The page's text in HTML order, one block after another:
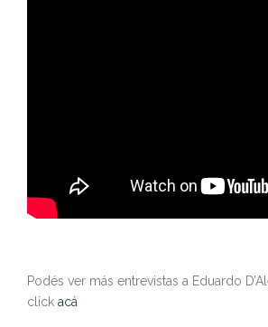
Podés ver más entrevistas a Eduardo
click acá